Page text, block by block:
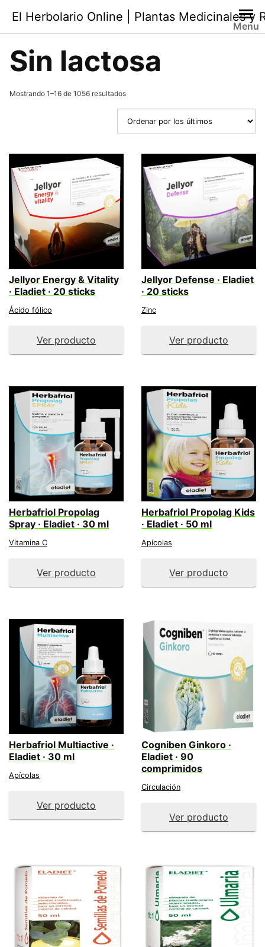
contenido
El Herbolario Online | Plantas Medicinales y
Menu
Sin lactosa
Mostrando 1–16 de 1056 resultadosOrdenado
últimos
Jellyor Energy & Vitality
· Eladiet · 20 sticks
Ácido fólico
Ver producto
Jellyor Defense · Eladiet
· 20 sticks
Zinc
Ver producto
Herbafriol Propolag
Spray · Eladiet · 30 ml
Vitamina C
Ver producto
Herbafriol Propolag Kids
· Eladiet · 50 ml
Apícolas
Ver producto
Herbafriol Multiactive ·
Eladiet · 30 ml
Apícolas
Ver producto
Cogniben Ginkoro ·
Eladiet · 90
comprimidos
Circulación
Ver producto